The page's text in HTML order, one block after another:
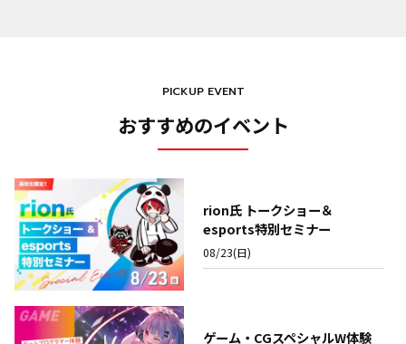
PICKUP EVENT
おすすめのイベント
rion氏 トークショー＆
esports特別セミナー
08/23(日)
ゲーム・CGスペシャルW体験